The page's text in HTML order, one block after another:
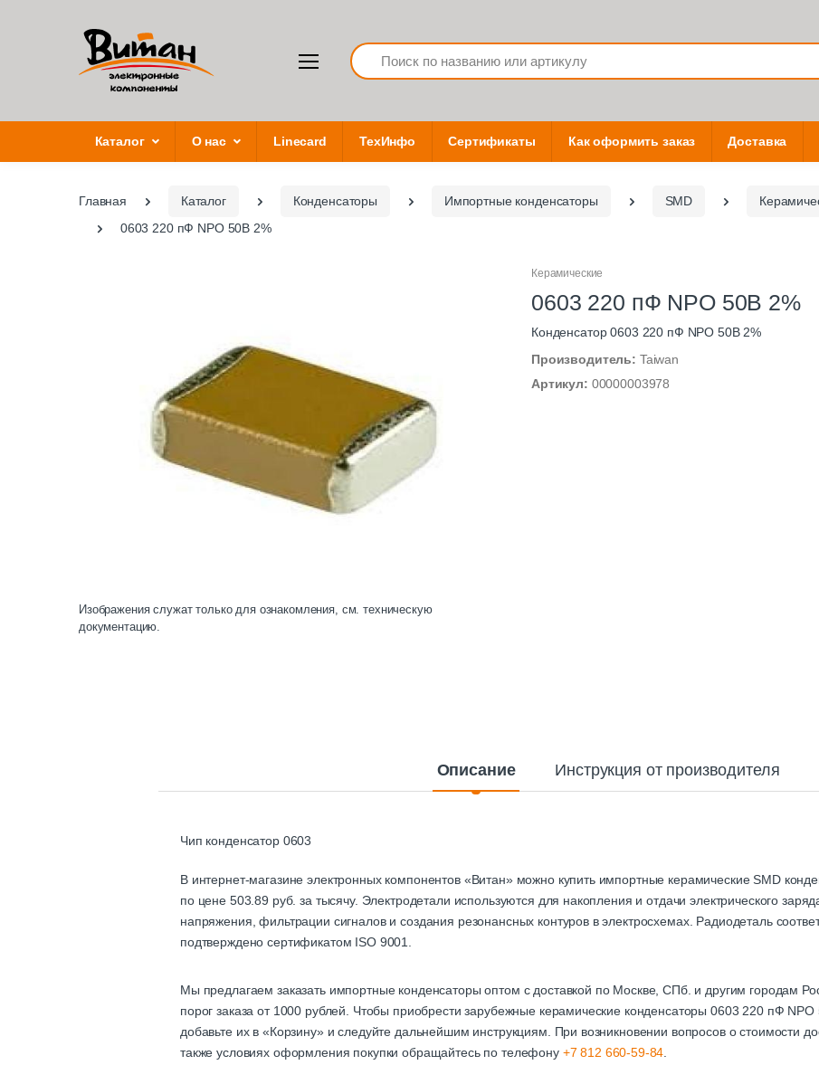
Search
Каталог О нас Linecard ТехИнфо Сертификаты Как оформить заказ Доставка
Главная Каталог Конденсаторы Импортные конденсаторы SMD
0603 220 пФ NPO 50В 2%
Изображения служат только для ознакомления, см. техническую
документацию.
Керамические
0603 220 пФ NPO 50В 2%
Конденсатор 0603 220 пФ NPO 50В 2%
Производитель: Taiwan
Артикул: 00000003978
Описание Инструкция от производителя
Чип конденсатор 0603
В интернет-магазине электронных компонентов «Витан» можно купить импортные керамические SMD
по цене 503.89 руб. за тысячу. Электродетали используются для накопления и отдачи электрического
напряжения, фильтрации сигналов и создания резонансных контуров в электросхемах. Радиодеталь
подтверждено сертификатом ISO 9001.
Мы предлагаем заказать импортные конденсаторы оптом с доставкой по Москве, СПб. и другим городам
порог заказа от 1000 рублей. Чтобы приобрести зарубежные керамические конденсаторы 0603 220 пФ NPO
добавьте их в «Корзину» и следуйте дальнейшим инструкциям. При возникновении вопросов о стоимости
также условиях оформления покупки обращайтесь по телефону +7 812 660-59-84